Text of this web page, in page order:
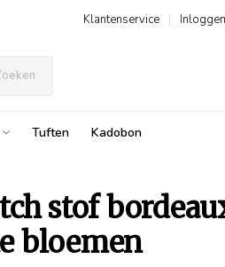
Inloggen
|
Klantenservice
Tuften Kadobon
stof
bloemen